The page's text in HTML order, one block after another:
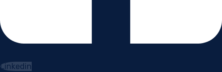
Linkedin